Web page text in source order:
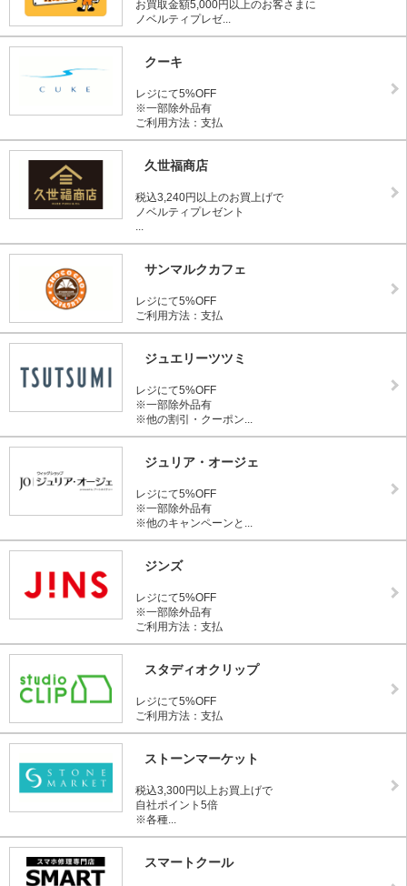
お買取金額5,000円以上のお客さまに
ノベルティプレゼ...
クーキ
レジにて5%OFF
※一部除外品有
ご利用方法：支払
久世福商店
税込3,240円以上のお買上げで
ノベルティプレゼント
...
サンマルクカフェ
レジにて5%OFF
ご利用方法：支払
ジュエリーツツミ
レジにて5%OFF
※一部除外品有
※他の割引・クーポン...
ジュリア・オージェ
レジにて5%OFF
※一部除外品有
※他のキャンペーンと...
ジンズ
レジにて5%OFF
※一部除外品有
ご利用方法：支払
スタディオクリップ
レジにて5%OFF
ご利用方法：支払
ストーンマーケット
税込3,300円以上お買上げで
自社ポイント5倍
※各種...
スマートクール